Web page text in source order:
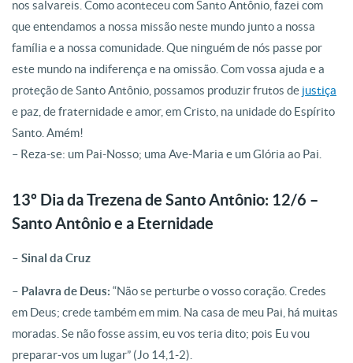
nos salvareis. Como aconteceu com Santo Antônio, fazei com
que entendamos a nossa missão neste mundo junto a nossa
família e a nossa comunidade. Que ninguém de nós passe por
este mundo na indiferença e na omissão. Com vossa ajuda e a
proteção de Santo Antônio, possamos produzir frutos de justiça
e paz, de fraternidade e amor, em Cristo, na unidade do Espírito
Santo. Amém!
– Reza-se: um Pai-Nosso; uma Ave-Maria e um Glória ao Pai.
13º Dia da Trezena de Santo Antônio: 12/6 –
Santo Antônio e a Eternidade
– Sinal da Cruz
– Palavra de Deus: “Não se perturbe o vosso coração. Credes
em Deus; crede também em mim. Na casa de meu Pai, há muitas
moradas. Se não fosse assim, eu vos teria dito; pois Eu vou
preparar-vos um lugar” (Jo 14,1-2).